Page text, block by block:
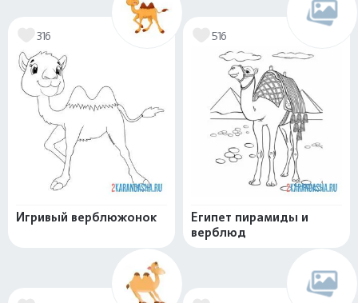
316
Игривый верблюжонок
516
Египет пирамиды и
верблюд